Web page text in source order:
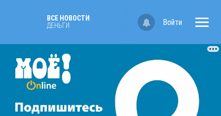
ВСЕ НОВОСТИ
ДЕНЬГИ
Войти